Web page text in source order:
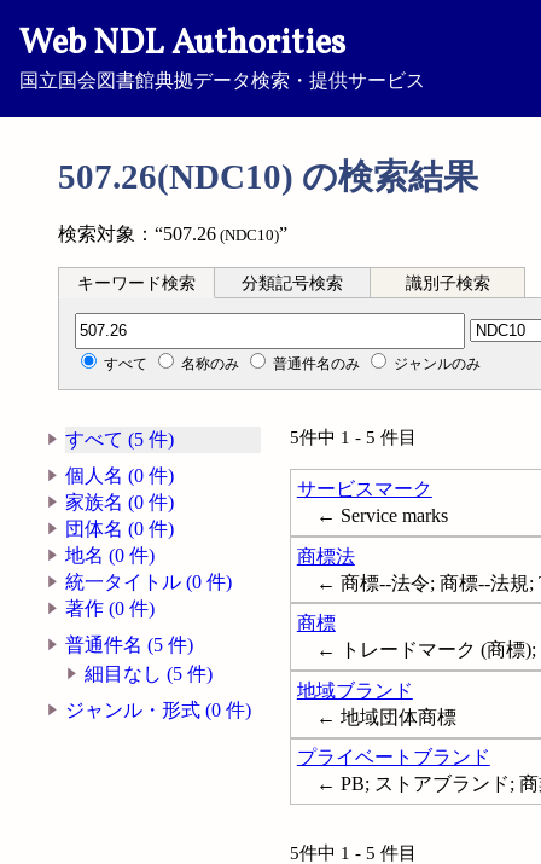
Web NDL Authorities
国立国会図書館典拠データ検索・提供サービス
507.26(NDC10) の検索結果
検索対象：“507.26 (NDC10)”
キーワード検索 分類記号検索 識別子検索
分類記号検索
すべて 名称のみ 普通件名のみ ジャンルのみ
すべて (5 件)
個人名 (0 件)
家族名 (0 件)
団体名 (0 件)
地名 (0 件)
統一タイトル (0 件)
著作 (0 件)
普通件名 (5 件)
細目なし (5 件)
ジャンル・形式 (0 件)
5件中 1 - 5 件目
サービスマーク
← Service marks
商標法
← 商標--法令; 商標--法規;
商標
← トレードマーク (商標);
地域ブランド
← 地域団体商標
プライベートブランド
← PB; ストアブランド; 商
5件中 1 - 5 件目